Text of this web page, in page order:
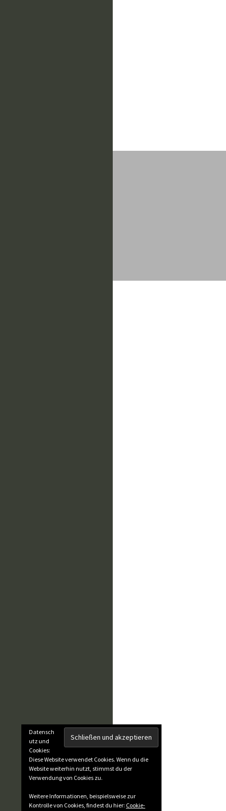
Datensch
utz und
Cookies:
Diese Website verwendet Cookies. Wenn du die
Website weiterhin nutzt, stimmst du der
Verwendung von Cookies zu.
Weitere Informationen, beispielsweise zur
Kontrolle von Cookies, findest du hier: Cookie-